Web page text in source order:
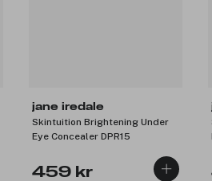
jane iredale
Skintuition Brightening Under
Eye Concealer DPR15
459 kr